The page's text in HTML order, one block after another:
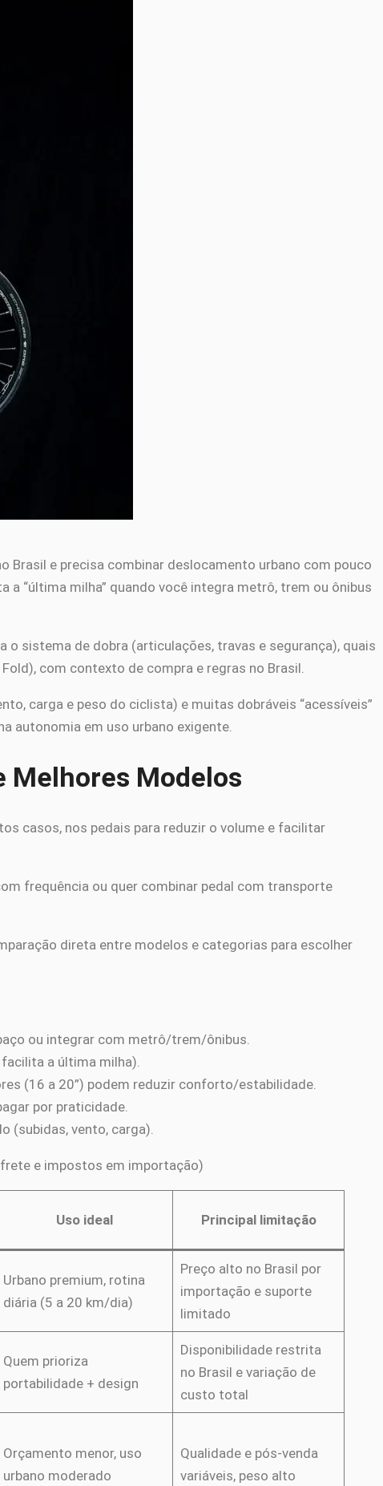
Brasil e precisa combinar deslocamento urbano com pouco
a “última milha” quando você integra metrô, trem ou ônibus
o sistema de dobra (articulações, travas e segurança), quais
com contexto de compra e regras no Brasil.
carga e peso do ciclista) e muitas dobráveis “acessíveis”
autonomia em uso urbano exigente.
Melhores Modelos
casos, nos pedais para reduzir o volume e facilitar
frequência ou quer combinar pedal com transporte
direta entre modelos e categorias para escolher
ou integrar com metrô/trem/ônibus.
a última milha).
(16 a 20”) podem reduzir conforto/estabilidade.
por praticidade.
(subidas, vento, carga).
e impostos em importação)
Uso ideal Principal limitação
Urbano premium, rotina
diária (5 a 20 km/dia)
Preço alto no Brasil por
importação e suporte
limitado
Quem prioriza
portabilidade + design
Disponibilidade restrita
no Brasil e variação de
custo total
Orçamento menor, uso
urbano moderado
Qualidade e pós-venda
variáveis, peso alto